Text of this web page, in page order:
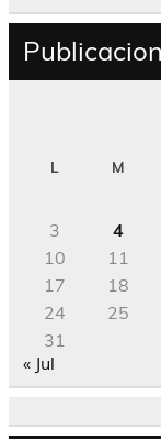
L M
3
4
10
11
17
18
24
25
31
« Jul